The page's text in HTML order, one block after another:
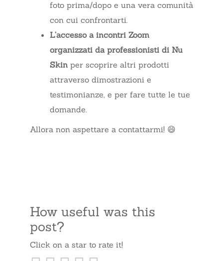
foto prima/dopo e una vera comunità
con cui confrontarti.
L’accesso a incontri Zoom
organizzati da professionisti di Nu
Skin per scoprire altri prodotti
attraverso dimostrazioni e
testimonianze, e per fare tutte le tue
domande.
Allora non aspettare a contattarmi! 😄
How useful was this
post?
Click on a star to rate it!